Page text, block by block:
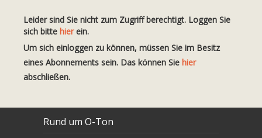
Leider sind Sie nicht zum Zugriff berechtigt. Loggen Sie
sich bitte hierein.
Um sich einloggen zu können, müssen Sie im Besitz
eines Abonnements sein. Das können Sie hier
abschließen.
Rund um O-Ton